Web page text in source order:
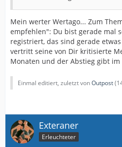
Mein werter Wertago... Zum
empfehlen": Du bist gerade mal
registriert, das sind gerade
vertritt seine von Dir kritisierte
Monaten und der Abstieg gibt im
Einmal editiert, zuletzt vonOutpost(
Exteraner
Erleuchteter